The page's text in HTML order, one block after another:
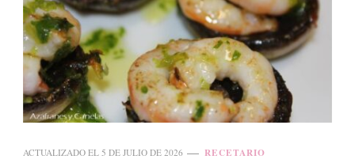
ACTUALIZADO EL 5 DE JULIO DE 2026 RECETARIO